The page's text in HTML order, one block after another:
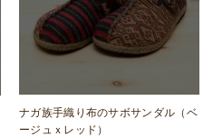
ナガ族手織り布のサボサンダル（ベ
ージュｘレッド）